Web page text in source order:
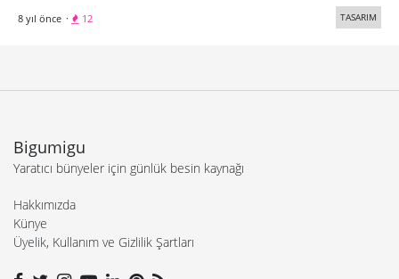
8 yıl önce · 12 TASARIM
Bigumigu
Yaratıcı bünyeler için günlük besin kaynağı
Hakkımızda
Künye
Üyelik, Kullanım ve Gizlilik Şartları